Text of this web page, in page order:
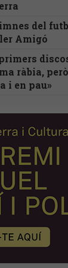
del
Amigó
ràbia,
i en pau»